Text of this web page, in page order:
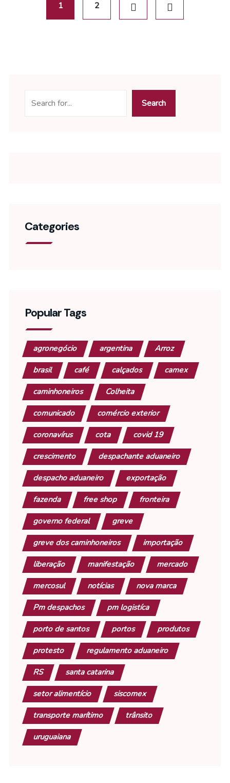
1 2
Search
Categories
Popular Tags
agronegócio argentina Arroz
brasil café calçados camex
caminhoneiros Colheita
comunicado comércio exterior
coronavírus cota covid 19
crescimento despachante aduaneiro
despacho aduaneiro exportação
fazenda free shop fronteira
governo federal greve
greve dos caminhoneiros importação
liberação manifestação mercado
mercosul notícias nova marca
Pm despachos pm logistíca
porto de santos portos produtos
protesto regulamento aduaneiro
RS santa catarina
setor alimentício siscomex
transporte marítimo trânsito
uruguaiana